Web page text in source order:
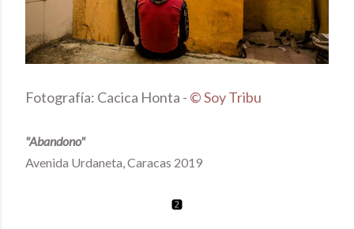
Fotografía: Cacica Honta - © Soy Tribu
"Abandono"
Avenida Urdaneta, Caracas 2019